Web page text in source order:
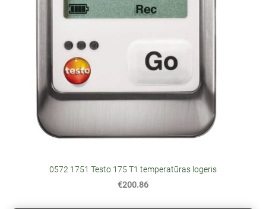
0572 1751 Testo 175 T1 temperatūras logeris
€200.86